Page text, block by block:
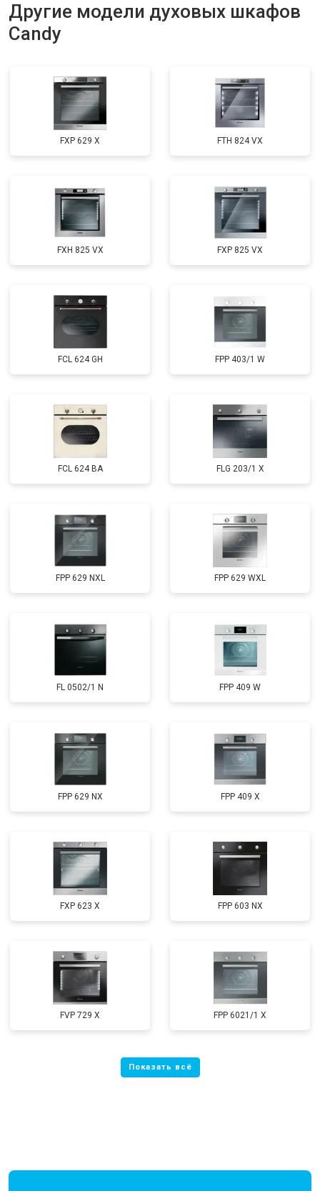
Другие модели духовых шкафов
Candy
FXP 629 X FTH 824 VX
FXH 825 VX FXP 825 VX
FCL 624 GH FPP 403/1 W
FCL 624 BA FLG 203/1 X
FPP 629 NXL FPP 629 WXL
FL 0502/1 N FPP 409 W
FPP 629 NX FPP 409 X
FXP 623 X FPP 603 NX
FVP 729 X FPP 6021/1 X